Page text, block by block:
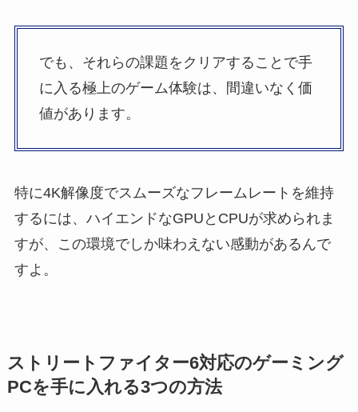
でも、それらの課題をクリアすることで手
に入る極上のゲーム体験は、間違いなく価
値があります。
特に4K解像度でスムーズなフレームレートを維持
するには、ハイエンドなGPUとCPUが求められま
すが、この環境でしか味わえない感動があるんで
すよ。
ストリートファイター6対応のゲーミング
PCを手に入れる3つの方法